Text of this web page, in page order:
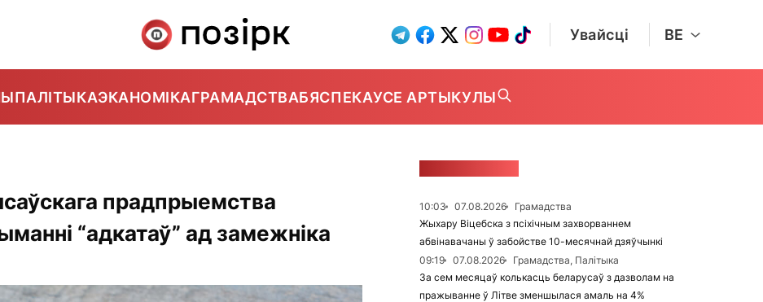
Увайсці BE
ПАЛІТЫКАЭКАНОМІКАГРАМАДСТВАБЯСПЕКАУСЕ АРТЫКУЛЫ
прадпрыемства
“адкатаў” ад замежніка
10:03 07.08.2026
Грамадства
Жыхару Віцебска з псіхічным захворваннем
абвінавачаны ў забойстве 10-месячнай дзяўчынкі
09:19
07.08.2026
Грамадства, Палітыка
За сем месяцаў колькасць беларусаў з дазволам на
пражыванне ў Літве зменшылася амаль на 4%